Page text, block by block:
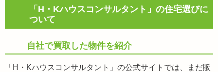
「H・Kハウスコンサルタント」の住宅選びに
ついて
自社で買取した物件を紹介
「H・Kハウスコンサルタント」の公式サイトでは、まだ販